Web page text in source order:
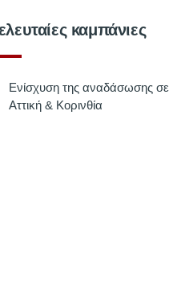
καμπάνιες
Ενίσχυση της αναδάσωσης σε
Αττική & Κορινθία